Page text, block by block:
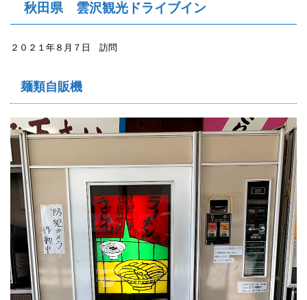
秋田県 雲沢観光ドライブイン
２０２１年８月７日 訪問
麺類自販機